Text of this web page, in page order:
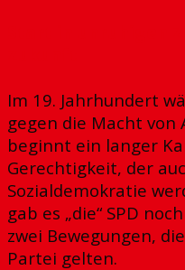
Im 19. Jahrhundert
gegen die Macht von
beginnt ein langer
Gerechtigkeit, der
Sozialdemokratie
gab es „die“ SPD
zwei Bewegungen,
Partei gelten.